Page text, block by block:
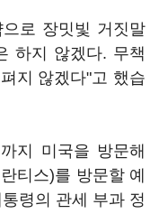
로 장밋빛 거짓말
하지 않겠다. 무책
지 않겠다"고 했습
지 미국을 방문해
티스)를 방문할 예
령의 관세 부과 정